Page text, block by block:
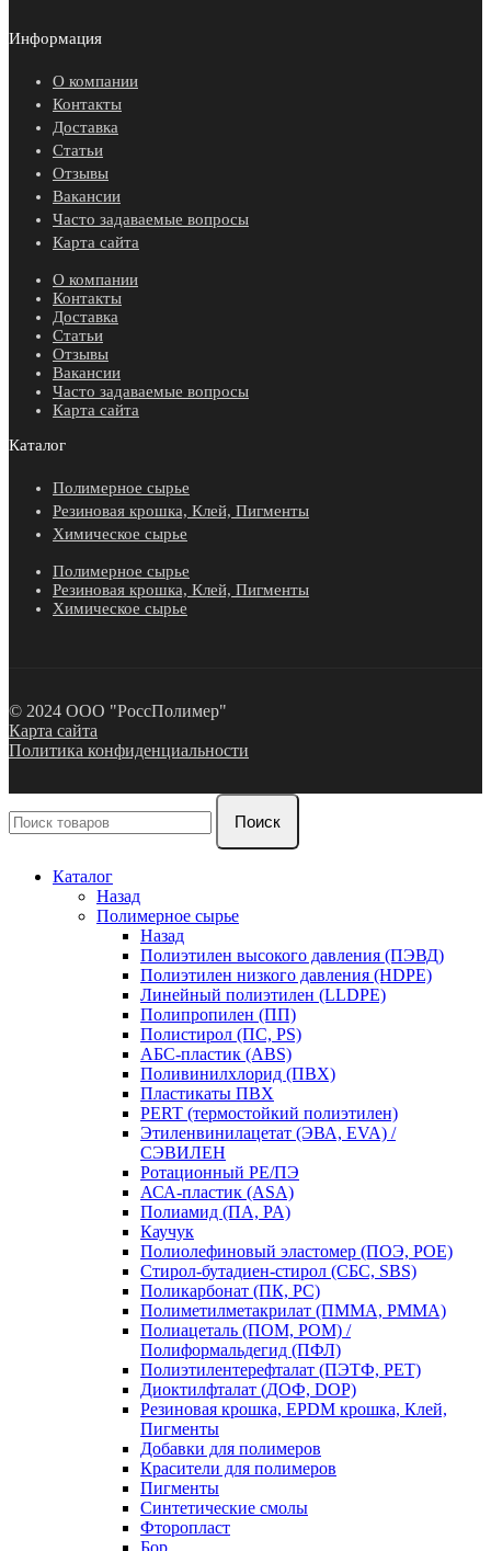
Информация
О компании
Контакты
Доставка
Статьи
Отзывы
Вакансии
Часто задаваемые вопросы
Карта сайта
О компании
Контакты
Доставка
Статьи
Отзывы
Вакансии
Часто задаваемые вопросы
Карта сайта
Каталог
Полимерное сырье
Резиновая крошка, Клей, Пигменты
Химическое сырье
Полимерное сырье
Резиновая крошка, Клей, Пигменты
Химическое сырье
© 2024 ООО "РоссПолимер"
Карта сайта
Политика конфиденциальности
Поиск
Каталог
Назад
Полимерное сырье
Назад
Полиэтилен высокого давления (ПЭВД)
Полиэтилен низкого давления (HDPE)
Линейный полиэтилен (LLDPE)
Полипропилен (ПП)
Полистирол (ПС, PS)
АБС-пластик (ABS)
Поливинилхлорид (ПВХ)
Пластикаты ПВХ
PERT (термостойкий полиэтилен)
Этиленвинилацетат (ЭВА, EVA) /
СЭВИЛЕН
Ротационный PE/ПЭ
АСА-пластик (ASA)
Полиамид (ПА, PA)
Каучук
Полиолефиновый эластомер (ПОЭ, POE)
Стирол-бутадиен-стирол (СБС, SBS)
Поликарбонат (ПК, PC)
Полиметилметакрилат (ПММА, PMMA)
Полиацеталь (ПОМ, POM) /
Полиформальдегид (ПФЛ)
Полиэтилентерефталат (ПЭТФ, PET)
Диоктилфталат (ДОФ, DOP)
Резиновая крошка, EPDM крошка, Клей,
Пигменты
Добавки для полимеров
Красители для полимеров
Пигменты
Синтетические смолы
Фторопласт